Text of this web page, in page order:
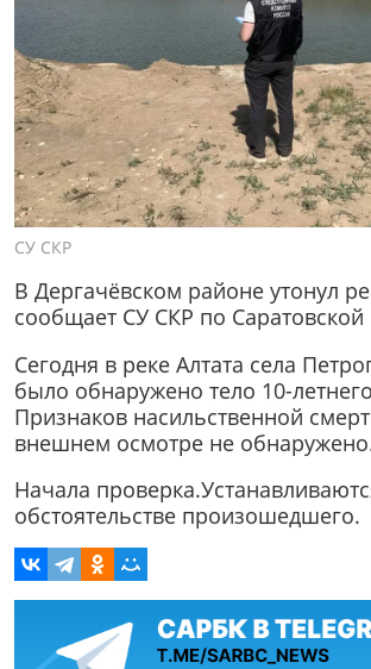
СУ СКР
В Дергачёвском районе утонул
сообщает СУ СКР по Саратовской
Сегодня в реке Алтата села
было обнаружено тело 10-
Признаков насильственной
внешнем осмотре не
Начала
обстоятельстве произошедшего.